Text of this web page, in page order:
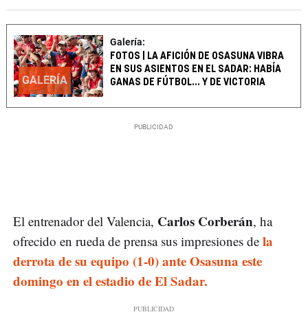
GALERÍA
Galería:
FOTOS | LA AFICIÓN DE OSASUNA VIBRA
EN SUS ASIENTOS EN EL SADAR: HABÍA
GANAS DE FÚTBOL... Y DE VICTORIA
El entrenador del Valencia, Carlos Corberán, ha
ofrecido en rueda de prensa sus impresiones de la
derrota de su equipo (1-0) ante Osasuna este
domingo en el estadio de El Sadar.